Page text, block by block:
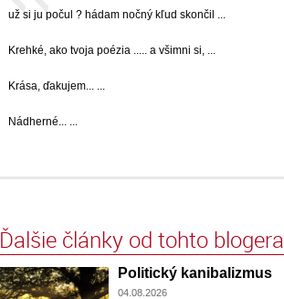
už si ju počul ? hádam nočný kľud skončil ...
Krehké, ako tvoja poézia ..... a všimni si, ...
Krása, ďakujem... ...
Nádherné... ...
Ďalšie články od tohto blogera
Politický kanibalizmus
04.08.2026